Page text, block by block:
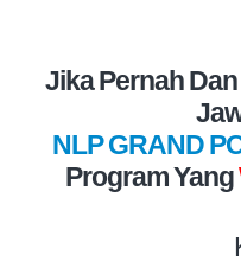
Jika Pernah
NLP GRAND
Program Yang